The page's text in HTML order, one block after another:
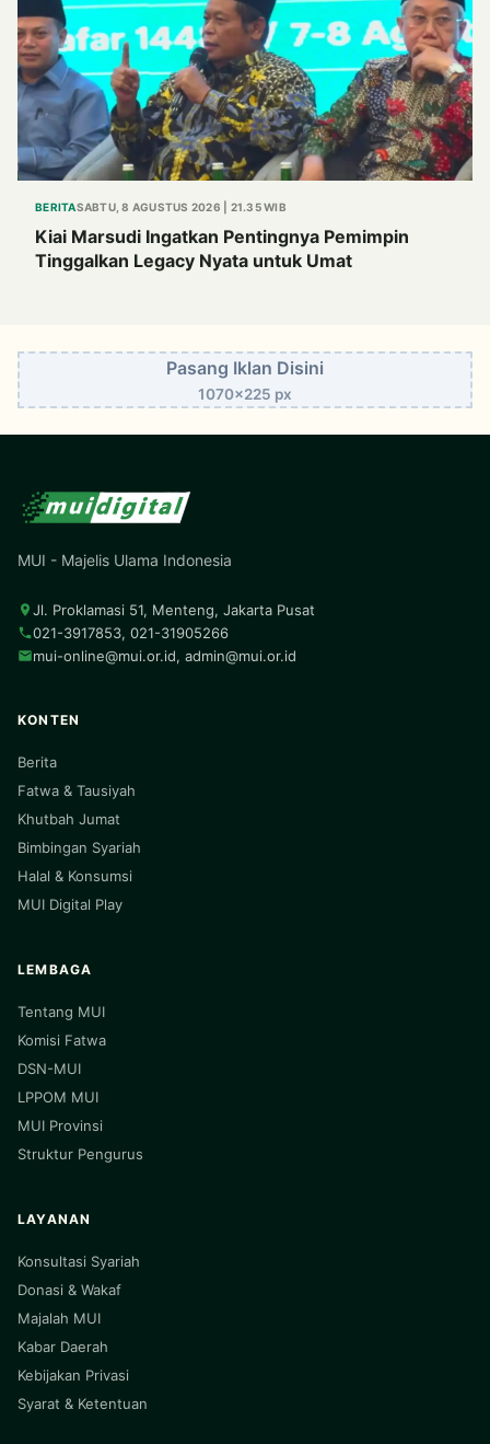
BERITASABTU, 8 AGUSTUS 2026 | 21.35 WIB
Kiai Marsudi Ingatkan Pentingnya Pemimpin
Tinggalkan Legacy Nyata untuk Umat
Pasang Iklan Disini
1070x225 px
MUI - Majelis Ulama Indonesia
Jl. Proklamasi 51, Menteng, Jakarta Pusat
021-3917853, 021-31905266
mui-online@mui.or.id, admin@mui.or.id
KONTEN
Berita
Fatwa & Tausiyah
Khutbah Jumat
Bimbingan Syariah
Halal & Konsumsi
MUI Digital Play
LEMBAGA
Tentang MUI
Komisi Fatwa
DSN-MUI
LPPOM MUI
MUI Provinsi
Struktur Pengurus
LAYANAN
Konsultasi Syariah
Donasi & Wakaf
Majalah MUI
Kabar Daerah
Kebijakan Privasi
Syarat & Ketentuan